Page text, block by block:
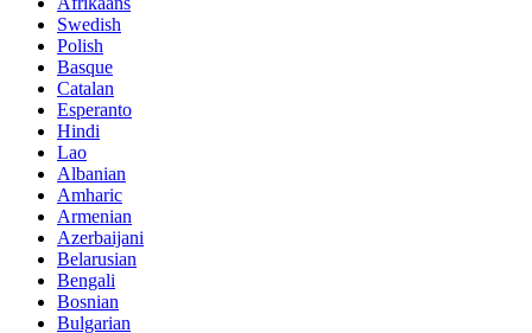
Swedish
Polish
Basque
Catalan
Esperanto
Hindi
Lao
Albanian
Amharic
Armenian
Azerbaijani
Belarusian
Bengali
Bosnian
Bulgarian